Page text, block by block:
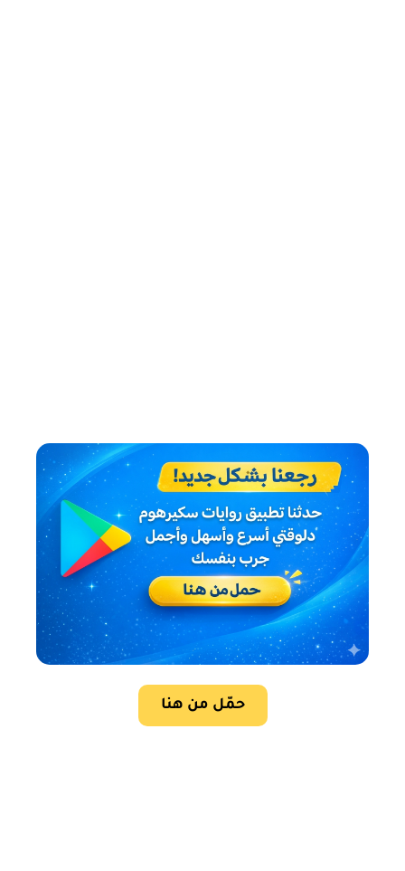
حمّل من هنا